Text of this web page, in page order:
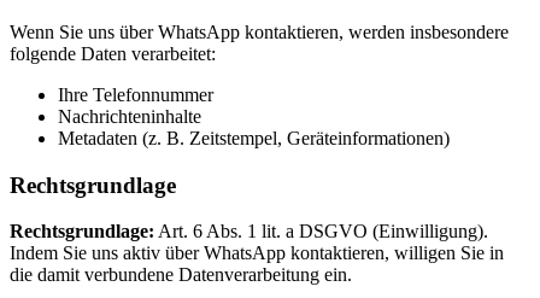
Wenn Sie uns über WhatsApp kontaktieren, werden insbesondere
folgende Daten verarbeitet:
Ihre Telefonnummer
Nachrichteninhalte
Metadaten (z. B. Zeitstempel, Geräteinformationen)
Rechtsgrundlage
Rechtsgrundlage: Art. 6 Abs. 1 lit. a DSGVO (Einwilligung).
Indem Sie uns aktiv über WhatsApp kontaktieren, willigen Sie in
die damit verbundene Datenverarbeitung ein.